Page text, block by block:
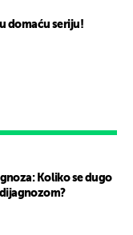
Koliko se dugo
domaću seriju!